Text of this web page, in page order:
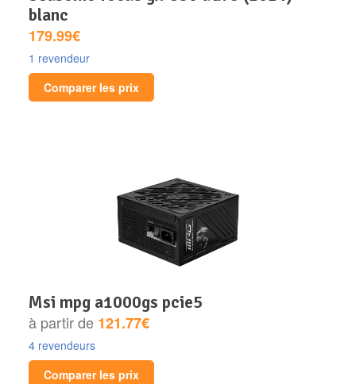
blanc
179.99€
1 revendeur
Comparer les prix
msi mpg a1000gs pcie5
à partir de 121.77€
4 revendeurs
Comparer les prix